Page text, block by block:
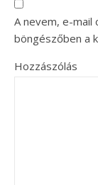
A nevem, e-mail
böngészőben a
Hozzászólás